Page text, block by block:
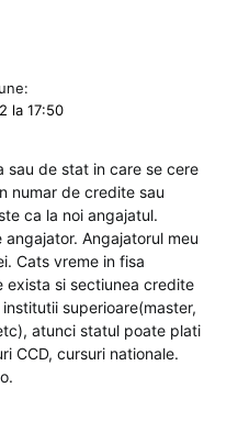
la 17:50
sau de stat in care se cere
numar de credite sau
ca la noi angajatul.
angajator. Angajatorul meu
Cats vreme in fisa
si sectiunea credite
superioare(master,
atunci statul poate plati
CCD, cursuri nationale.